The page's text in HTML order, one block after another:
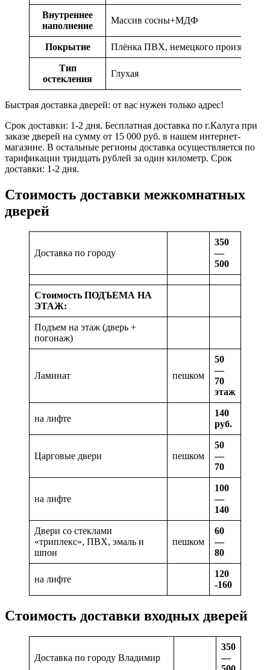
Внутреннее
наполнение
Массив сосны+МДФ
Покрытие Плёнка ПВХ, немецкого
Тип
остекления
Глухая
Быстрая доставка дверей: от вас нужен только адрес!
Срок доставки: 1-2 дня. Бесплатная доставка по г.Калуга при
заказе дверей на сумму от 15 000 руб. в нашем интернет-
магазине. В остальные регионы доставка осуществляется по
тарификации тридцать рублей за один километр. Срок
доставки: 1-2 дня.
Стоимость доставки межкомнатных
дверей
Доставка по городу
350
—
500
Стоимость ПОДЪЕМА НА
ЭТАЖ:
Подъем на этаж (дверь +
погонаж)
Ламинат пешком
50
—
70
этаж
на лифте
140
руб.
Царговые двери пешком
50
—
70
на лифте
100
—
140
Двери со стеклами
«триплекс», ПВХ, эмаль и
шпон
пешком
60
—
80
на лифте
120
-160
Стоимость доставки входных дверей
Доставка по городу Владимир
350
—